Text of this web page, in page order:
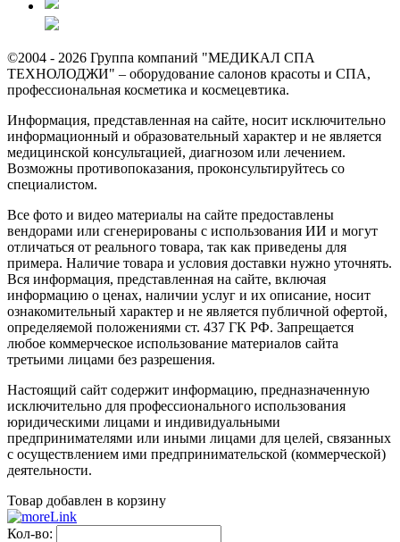
©2004 - 2026 Группа компаний "МЕДИКАЛ СПА
ТЕХНОЛОДЖИ" – оборудование салонов красоты и СПА,
профессиональная косметика и космецевтика.
Информация, представленная на сайте, носит исключительно
информационный и образовательный характер и не является
медицинской консультацией, диагнозом или лечением.
Возможны противопоказания, проконсультируйтесь со
специалистом.
Все фото и видео материалы на сайте предоставлены
вендорами или сгенерированы с использования ИИ и могут
отличаться от реального товара, так как приведены для
примера. Наличие товара и условия доставки нужно уточнять.
Вся информация, представленная на сайте, включая
информацию о ценах, наличии услуг и их описание, носит
ознакомительный характер и не является публичной офертой,
определяемой положениями ст. 437 ГК РФ. Запрещается
любое коммерческое использование материалов сайта
третьими лицами без разрешения.
Настоящий сайт содержит информацию, предназначенную
исключительно для профессионального использования
юридическими лицами и индивидуальными
предпринимателями или иными лицами для целей, связанных
с осуществлением ими предпринимательской (коммерческой)
деятельности.
Товар добавлен в корзину
Кол-во: